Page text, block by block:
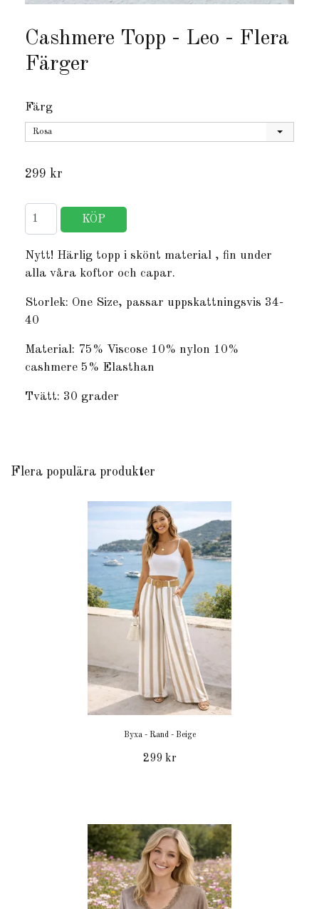
Cashmere Topp - Leo - Flera
Färger
Färg
Rosa
299 kr
Nytt! Härlig topp i skönt material , fin under
alla våra koftor och capar.
Storlek: One Size, passar uppskattningsvis 34-
40
Material: 75% Viscose 10% nylon 10%
cashmere 5% Elasthan
Tvätt: 30 grader
Flera populära produkter
Byxa - Rand - Beige
299 kr